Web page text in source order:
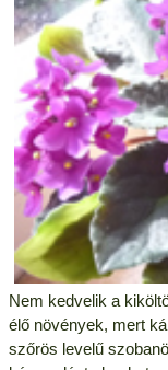
Nem kedvelik a
élő növények, mert
szőrös levelű